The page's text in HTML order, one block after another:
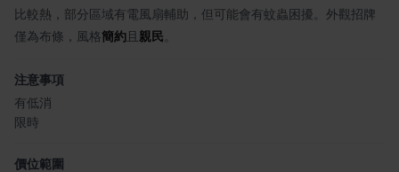
比較熱，部分區域有電風扇輔助，但可能會有蚊蟲困擾。外觀招牌
僅為布條，風格簡約 且 親民
注意事項
有低消
限時
價位範圍